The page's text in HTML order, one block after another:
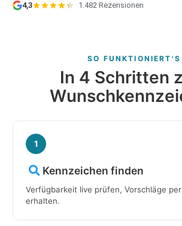
4,3 · 1.482 Rezensionen
SO FUNKTIONIERT'S
In 4 Schritten
1
Kennzeichen finden
Verfügbarkeit live prüfen, Vorschläge
erhalten.